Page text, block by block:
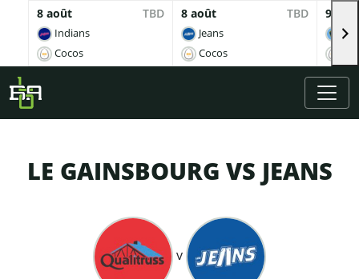
8 août TBD
Indians
Cocos
8 août TBD
Jeans
Cocos
9
Skip to main content
LE GAINSBOURG VS JEANS
v